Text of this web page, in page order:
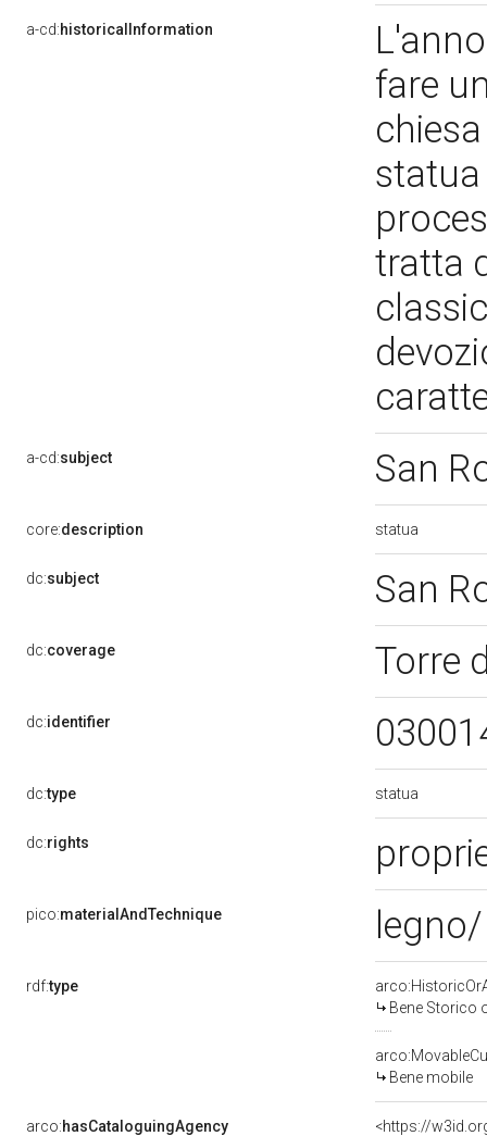
a-cd:historicalInformation
fare
tratta
a-cd:subject San
core:description statua
dc:subject San
dc:coverage Torre
dc:identifier
dc:type statua
dc:rights
pico:materialAndTechnique
rdf:type
Bene Storico
Bene mobile
arco:hasCataloguingAgency
<https://